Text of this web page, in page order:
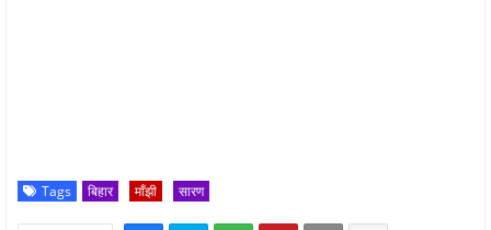
Tags बिहार माँझी सारण